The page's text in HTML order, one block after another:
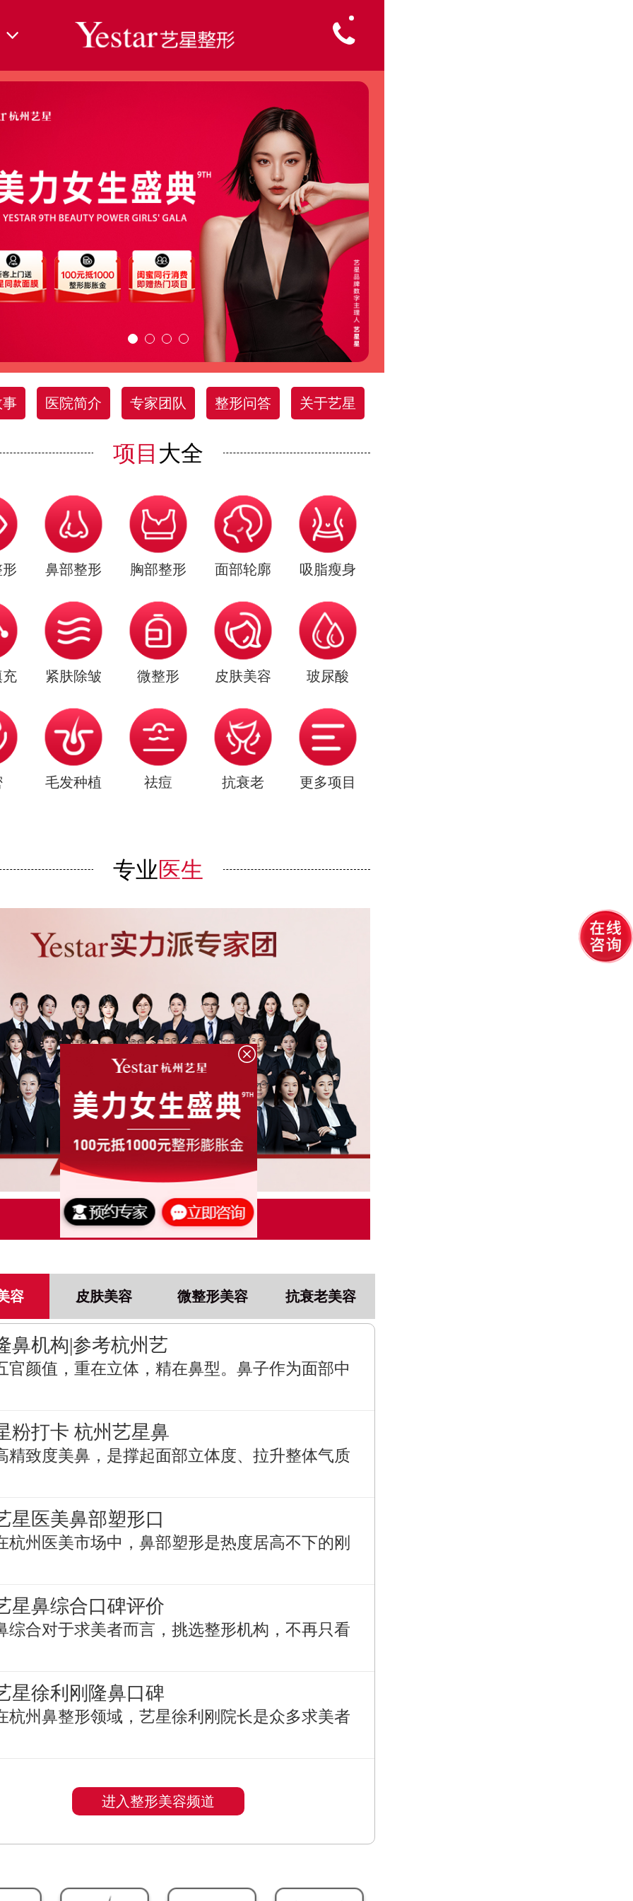
事 医院简介 专家团队 整形问答 关于艺星
项目 大全
鼻部整形 胸部整形 面部轮廓 吸脂瘦身
充 紧肤除皱 微整形 皮肤美容 玻尿酸
毛发种植 祛痘 抗衰老 更多项目
专业医生
点击了解更多
容 皮肤美容 微整形美容 抗衰老美容
鼻机构|参考杭州艺
官颜值，重在立体，精在鼻型。鼻子作为面部中
粉打卡 杭州艺星鼻
精致度美鼻，是撑起面部立体度、拉升整体气质
星医美鼻部塑形口
杭州医美市场中，鼻部塑形是热度居高不下的刚
星鼻综合口碑评价
综合对于求美者而言，挑选整形机构，不再只看
星徐利刚隆鼻口碑
杭州鼻整形领域，艺星徐利刚院长是众多求美者
进入整形美容频道